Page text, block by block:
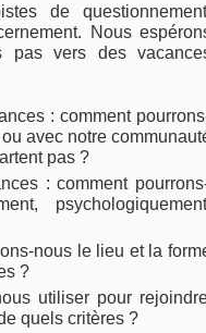
de
Nous
pas vers des
: comment
avec notre
pas ?
: comment
nous le lieu et la
?
utiliser pour
quels critères ?